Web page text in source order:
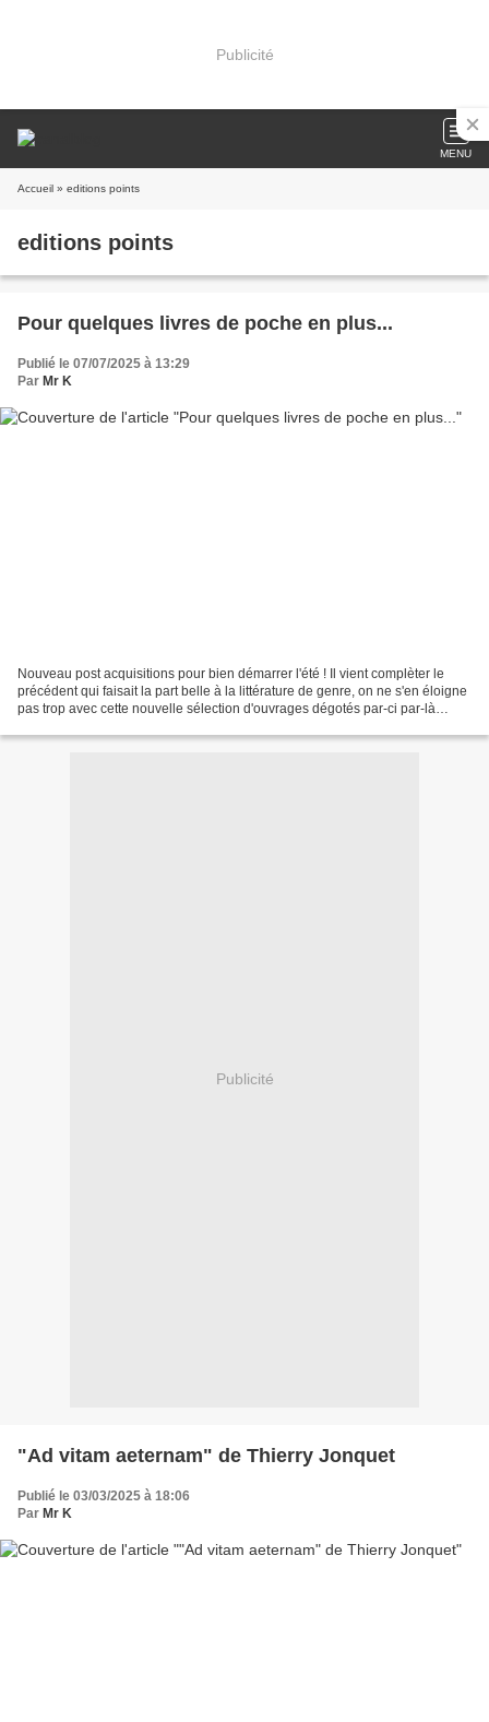
Publicité
MENU
Accueil » editions points
editions points
Pour quelques livres de poche en plus...
Publié le 07/07/2025 à 13:29
Par Mr K
Nouveau post acquisitions pour bien démarrer l'été ! Il vient complèter le
précédent qui faisait la part belle à la littérature de genre, on ne s'en éloigne
pas trop avec cette nouvelle sélection d'ouvrages dégotés par-ci par-là
Publicité
"Ad vitam aeternam" de Thierry Jonquet
Publié le 03/03/2025 à 18:06
Par Mr K